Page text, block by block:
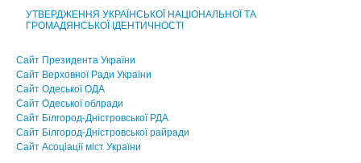
УТВЕРДЖЕННЯ УКРАЇНСЬКОЇ НАЦІОНАЛЬНОЇ ТА
ГРОМАДЯНСЬКОЇ ІДЕНТИЧНОСТІ
Сайт Президента України
Сайт Верховної Ради України
Сайт Одеської ОДА
Сайт Одеської облради
Сайт Білгород-Дністровської РДА
Сайт Білгород-Дністровської райради
Сайт Асоцiацiї мiст України